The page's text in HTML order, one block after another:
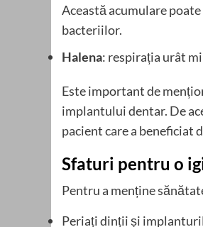
Această acumulare
bacteriilor.
Halena: respirația urât
Este important de
implantului dentar. De
pacient care a beneficiat
Sfaturi pentru o
Pentru a menține
Periați dinții și